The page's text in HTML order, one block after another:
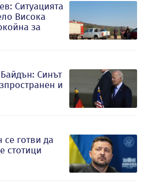
Ситуацията
Висока
за
Синът
и
се готви да
стотици